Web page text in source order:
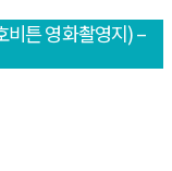
비튼 영화촬영지) –